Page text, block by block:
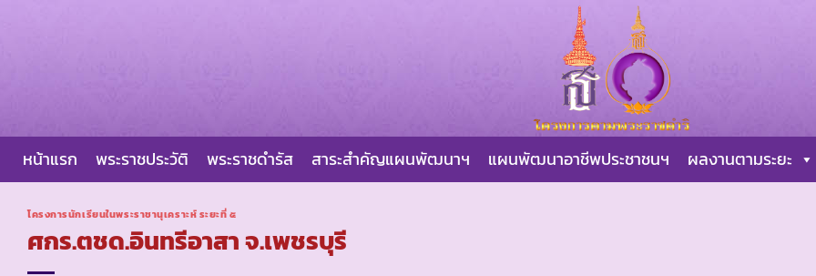
หน้าแรก พระราชประวัติ พระราชดำรัส สาระสำคัญแผนพัฒนาฯ แผนพัฒนาอาชีพประชาชนฯ ผลงานตามระยะ
โครงการนักเรียนในพระราชานุเคราะห์ ระยะที่ ๕
ศกร.ตชด.อินทรีอาสา จ.เพชรบุรี